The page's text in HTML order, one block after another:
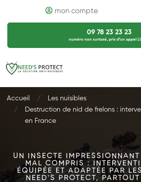
mon compte
09 78 23 23 23
numéro non surtaxé, prix d’un appel
Accueil
Les nuisibles
Destruction de nid de frelons :
en France
UN INSECTE
MAL COMPRIS :
ÉQUIPÉE ET ADAPTÉE PAR
NEED'S PROTECT,